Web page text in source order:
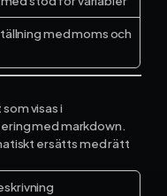
med moms och
visas i
med markdown.
ersätts med rätt